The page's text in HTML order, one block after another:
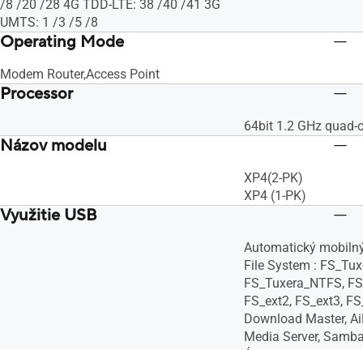
/8 /20 /28 4G TDD-LTE: 38 /40 /41 3G
UMTS: 1 /3 /5 /8
Operating Mode
Modem Router,Access Point
Processor
64bit 1.2 GHz quad-
Názov modelu
XP4(2-PK)
XP4 (1-PK)
Využitie USB
Automatický
File System :
FS_Tuxera_NTFS,
FS_ext2, FS_ext3,
Download Master,
Media Server,